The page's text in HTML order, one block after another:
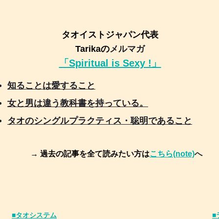
タオイストジャパン代表
Tarikaのメルマガ
「Spiritual is Sexy !」
知ることは愛すること
女と男は違う教科書を持っている。
タオのシングルプラクティス・聡明であること
→ 過去の記事を全て読みたい方はこちら(note)へ
■タオシステム ■